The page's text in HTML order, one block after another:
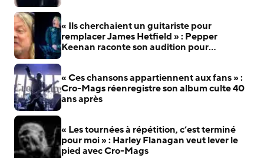
« Ils cherchaient un guitariste pour
remplacer James Hetfield » : Pepper
Keenan raconte son audition pour
« Ces chansons appartiennent aux fans » :
Cro-Mags réenregistre son album culte 40
ans après
« Les tournées à répétition, c’est terminé
pour moi » : Harley Flanagan veut lever le
pied avec Cro-Mags